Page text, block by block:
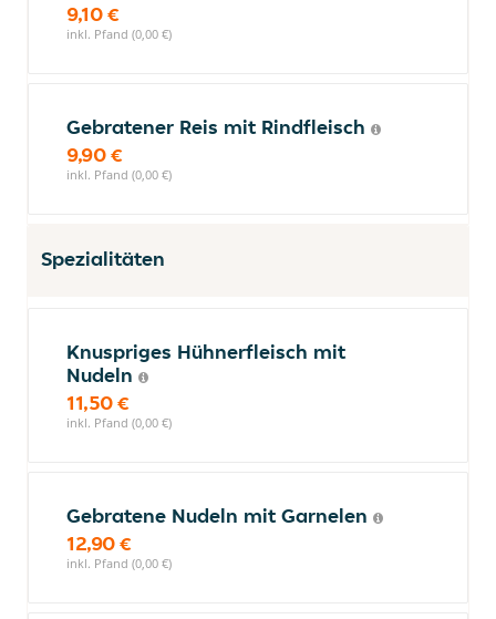
9,10 €
inkl. Pfand (0,00 €)
Gebratener Reis mit Rindfleisch
9,90 €
inkl. Pfand (0,00 €)
Spezialitäten
Knuspriges Hühnerfleisch mit
Nudeln
11,50 €
inkl. Pfand (0,00 €)
Gebratene Nudeln mit Garnelen
12,90 €
inkl. Pfand (0,00 €)